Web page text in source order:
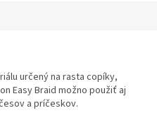
určený na rasta copíky,
Easy Braid možno použiť aj
a príčeskov.